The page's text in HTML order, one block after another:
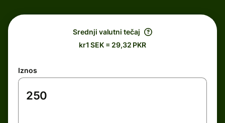
Srednji valutni tečaj
kr1 SEK = 29,32 PKR
Iznos